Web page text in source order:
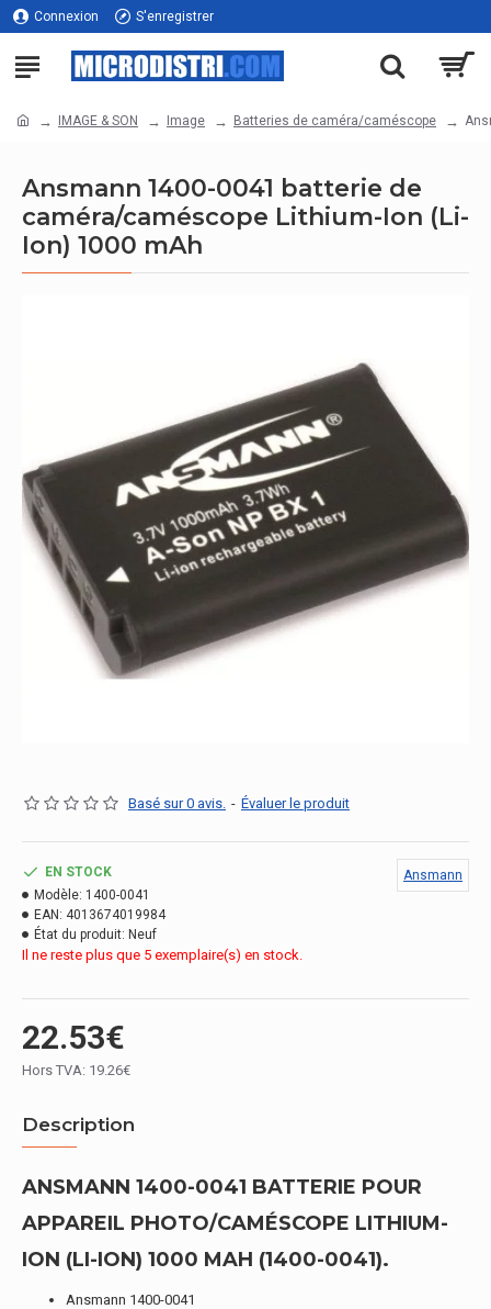
Connexion S'enregistrer
IMAGE & SON Image Batteries de caméra/caméscope
Ansmann 1400-0041 batterie de
caméra/caméscope Lithium-Ion (Li-
Ion) 1000 mAh
Basé sur 0 avis. - Évaluer le produit
22.53€
Hors TVA: 19.26€
EN STOCK
Modèle: 1400-0041
EAN: 4013674019984
État du produit: Neuf
Ansmann
Il ne reste plus que 5 exemplaire(s) en stock.
Description
ANSMANN 1400-0041 BATTERIE POUR
APPAREIL PHOTO/CAMÉSCOPE LITHIUM-
ION (LI-ION) 1000 MAH (1400-0041).
Ansmann 1400-0041